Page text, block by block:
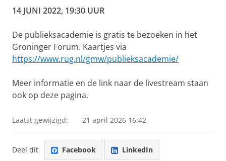
14 JUNI 2022, 19:30 UUR
De publieksacademie is gratis te bezoeken in het
Groninger Forum. Kaartjes via
https://www.rug.nl/gmw/publieksacademie/
Meer informatie en de link naar de livestream staan
ook op deze pagina.
Laatst gewijzigd: 21 april 2026 16:42
Deel dit Facebook LinkedIn